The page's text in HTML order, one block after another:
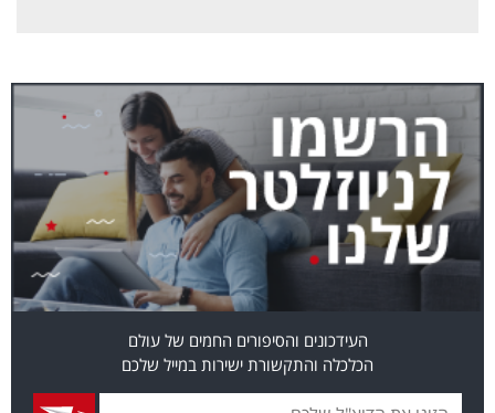
העידכונים והסיפורים החמים של עולם
הכלכלה והתקשורת ישירות במייל שלכם